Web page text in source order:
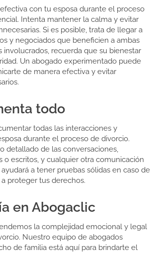
con tu esposa durante el proceso
Intenta mantener la calma y evitar
Si es posible, trata de llegar a
y negociados que beneficien a ambas
involucrados, recuerda que su bienestar
Un abogado experimentado puede
de manera efectiva y evitar
todo
todas las interacciones y
durante el proceso de divorcio.
detallado de las conversaciones,
o escritos, y cualquier otra comunicación
a tener pruebas sólidas en caso de
proteger tus derechos.
en Abogaclic
la complejidad emocional y legal
Nuestro equipo de abogados
de familia está aquí para brindarte el